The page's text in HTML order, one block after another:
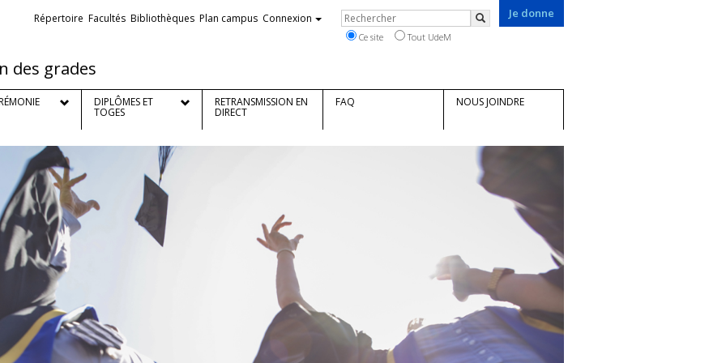
des grades
Je donne
Liens
externes
Répertoire Facultés Bibliothèques Plan campus Connexion Rechercher
Rechercher
Ce site Tout UdeM
DIPLÔMES ET
TOGES
RETRANSMISSION EN
DIRECT
FAQ NOUS JOINDRE